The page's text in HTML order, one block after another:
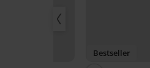
Bestseller